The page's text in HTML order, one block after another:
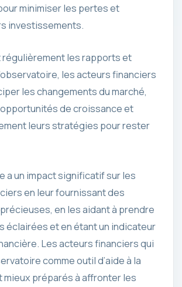
minimiser les pertes et
investissements.
régulièrement les rapports et
les acteurs financiers
les changements du marché,
de croissance et
leurs stratégies pour rester
a un impact significatif sur les
en leur fournissant des
en les aidant à prendre
éclairées et en étant un indicateur
Les acteurs financiers qui
comme outil d’aide à la
mieux préparés à affronter les